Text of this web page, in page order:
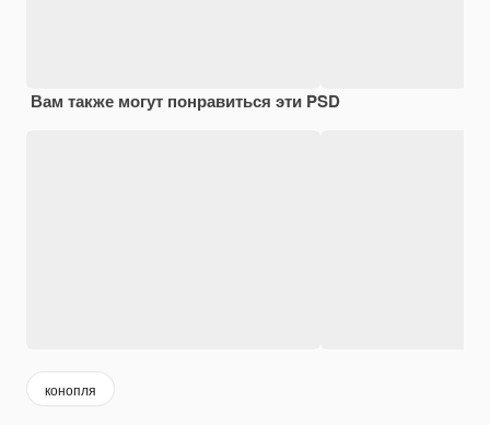
Вам также могут понравиться эти PSD
конопля